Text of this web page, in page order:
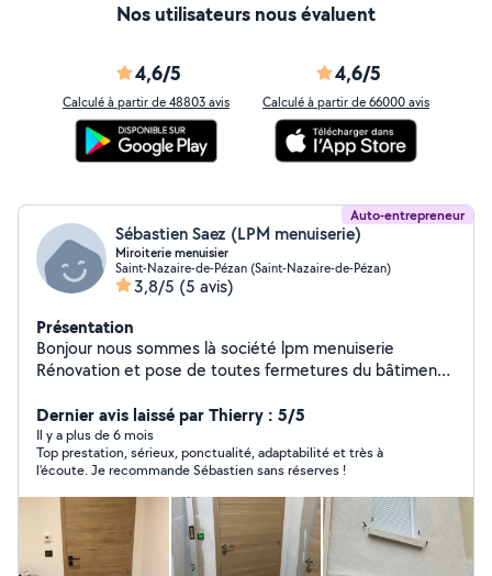
Nos utilisateurs nous évaluent
4,6/5
Calculé à partir de 48803 avis
4,6/5
Calculé à partir de 66000 avis
Auto-entrepreneur
Sébastien Saez (LPM menuiserie)
Miroiterie menuisier
Saint-Nazaire-de-Pézan (Saint-Nazaire-de-Pézan)
3,8/5 (5 avis)
Présentation
Bonjour nous sommes là société lpm menuiserie
Rénovation et pose de toutes fermetures du bâtiment,
serrureries, miroiterie, portail
Dernier avis laissé par Thierry : 5/5
Il y a plus de 6 mois
Top prestation, sérieux, ponctualité, adaptabilité et très à
l'écoute. Je recommande Sébastien sans réserves !